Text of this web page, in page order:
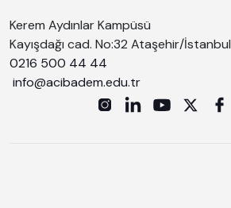
Kerem Aydınlar Kampüsü
Kayışdağı cad. No:32 Ataşehir/İstanbul
0216 500 44 44
info@acibadem.edu.tr